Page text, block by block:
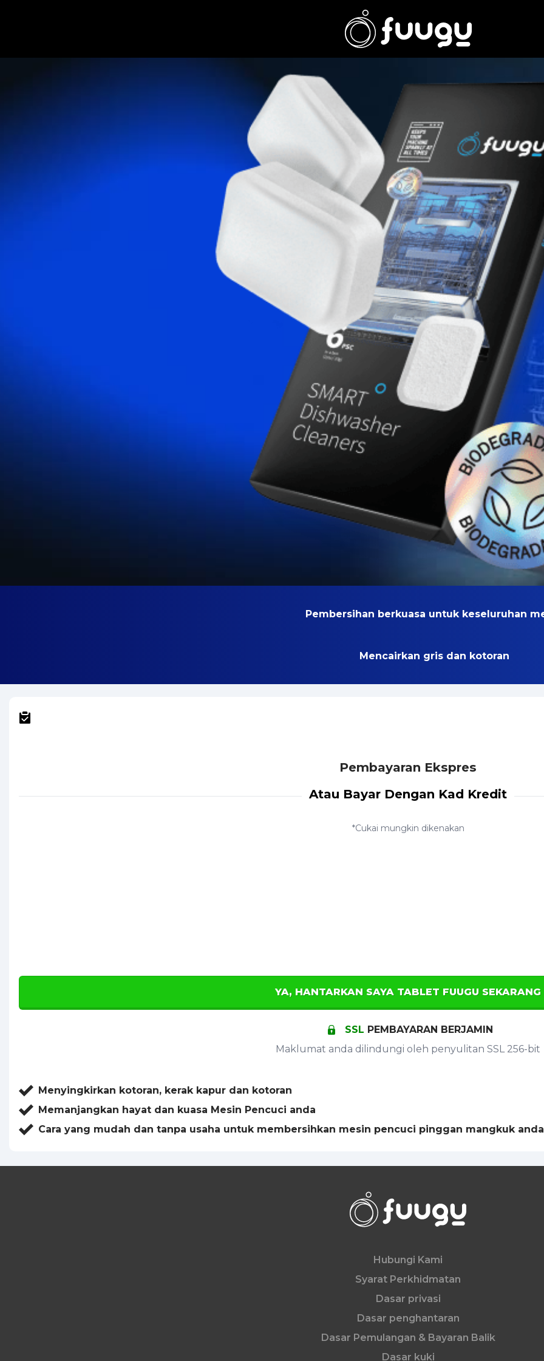
Pembersihan berkuasa untuk keseluruhan
Mencairkan gris dan kotoran
Pembayaran Ekspres
Atau Bayar Dengan Kad Kredit
*Cukai mungkin dikenakan
YA, HANTARKAN SAYA TABLET FUUGU SEKARANG
SSL PEMBAYARAN BERJAMIN
Maklumat anda dilindungi oleh penyulitan SSL 256-bit
Menyingkirkan kotoran, kerak kapur dan kotoran
Memanjangkan hayat dan kuasa Mesin Pencuci anda
Cara yang mudah dan tanpa usaha untuk membersihkan mesin pencuci pinggan mangkuk anda
Hubungi Kami
Syarat Perkhidmatan
Dasar privasi
Dasar penghantaran
Dasar Pemulangan & Bayaran Balik
Dasar kuki